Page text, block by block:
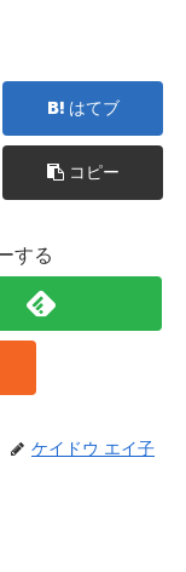
はてブ
コピー
する
ケイドウ エイ子